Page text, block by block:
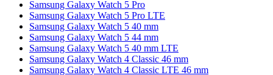
Samsung Galaxy Watch 5 Pro
Samsung Galaxy Watch 5 Pro LTE
Samsung Galaxy Watch 5 40 mm
Samsung Galaxy Watch 5 44 mm
Samsung Galaxy Watch 5 40 mm LTE
Samsung Galaxy Watch 4 Classic 46 mm
Samsung Galaxy Watch 4 Classic LTE 46 mm